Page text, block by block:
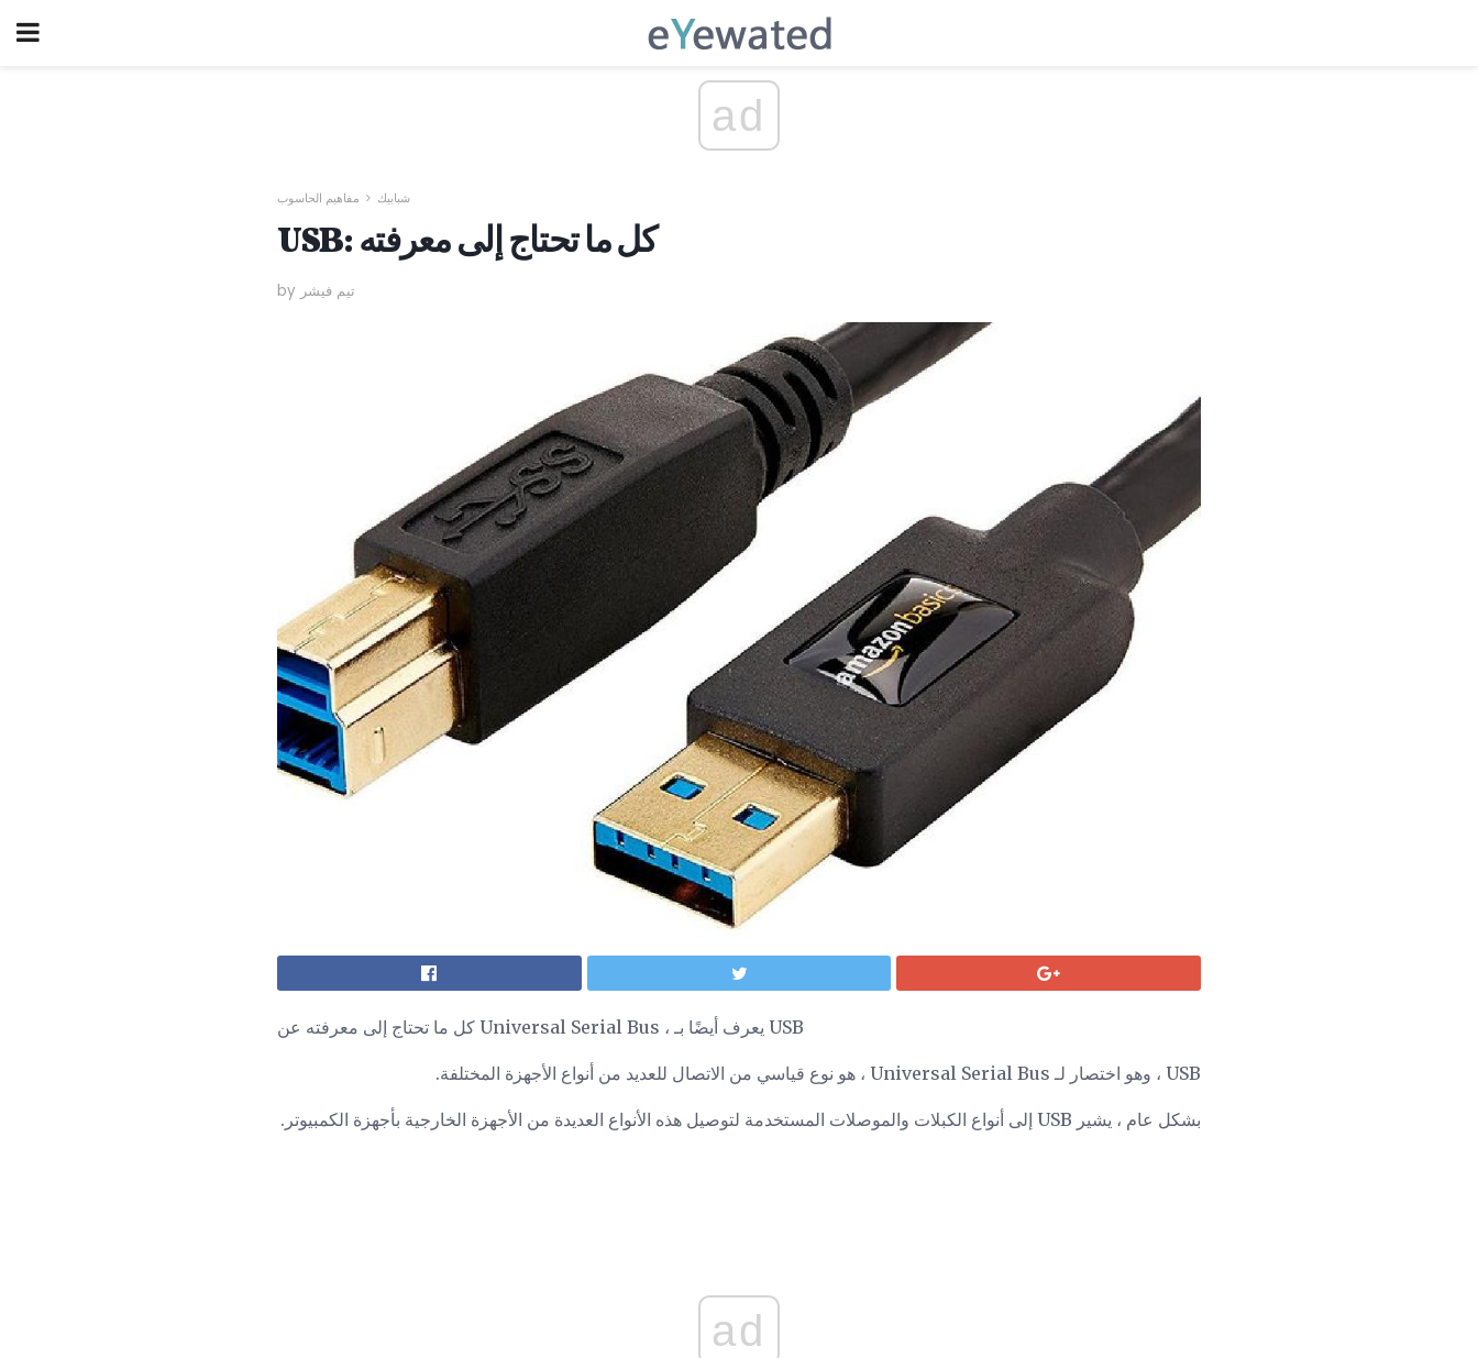
ad
شبابيك مفاهيم الحاسوب
USB: كل ما تحتاج إلى معرفته
by تيم فيشر
كل ما تحتاج إلى معرفته عن Universal Serial Bus ، يعرف أيضًا بـ USB
USB ، وهو اختصار لـ Universal Serial Bus ، هو نوع قياسي من الاتصال للعديد من أنواع الأجهزة المختلفة.
بشكل عام ، يشير USB إلى أنواع الكبلات والموصلات المستخدمة لتوصيل هذه الأنواع العديدة من الأجهزة الخارجية بأجهزة الكمبيوتر.
ad